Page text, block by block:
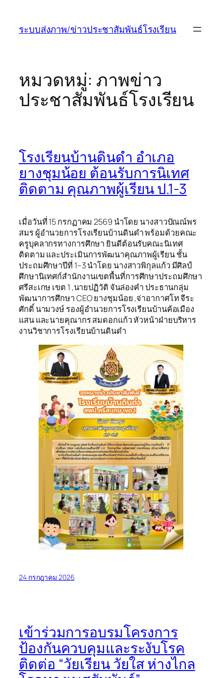
ระบบส่งภาพ/ข่าวประชาสัมพันธ์โรงเรียน
หมวดหมู่: ภาพข่าว
ประชาสัมพันธ์โรงเรียน
โรงเรียนบ้านดินดำ อำเภอ
ยางชุมน้อย ต้อนรับการนิเทศ
ติดตาม คุณภาพผู้เรียน ป.1-3
เมื่อวันที่ 15 กรกฏาคม 2569 นำโดย นางสาวปัณณ์พร
สมร ผู้อำนวยการโรงเรียนบ้านดินดำ พร้อมด้วยคณะ
ครูบุคลากรทางการศึกษา ยินดีต้อนรับคณะนิเทศ
ติดตาม และประเมินการพัฒนาคุณภาพผู้เรียน ชั้น
ประถมศึกษาปีที่ 1–3 นำโดย นางสาวพิกุลแก้ว มีศิลป์
ศึกษานิเทศก์สำนักงานเขตพื้นที่การศึกษาประถมศึกษา
ศรีสะเกษ เขต 1 ,นายปฏิวัติ จันล่องคำ ประธานกลุ่ม
พัฒนาการศึกษา CEO ยางชุมน้อย ,จ่าอากาศโท จีระ
ศักดิ์ นามวงษ์ รองผู้อํานวยการโรงเรียนบ้านค้อเมือง
แสน และนายคุณากร สมดอกแก้ว หัวหน้าฝ่ายบริหาร
งานวิชาการโรงเรียนบ้านดินดำ
24 กรกฎาคม 2026
เข้าร่วมการอบรมโครงการ
ป้องกันควบคุมและระงับโรค
ติดต่อ “วัยเรียน วัยใส ห่างไกล